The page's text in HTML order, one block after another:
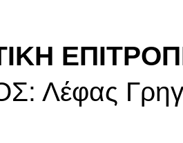
Λέφας